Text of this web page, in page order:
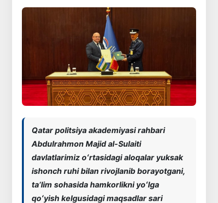
Qatar politsiya akademiyasi rahbari
Abdulrahmon Majid al-Sulaiti
davlatlarimiz oʻrtasidagi aloqalar yuksak
ishonch ruhi bilan rivojlanib borayotgani,
taʼlim sohasida hamkorlikni yoʻlga
qoʻyish kelgusidagi maqsadlar sari